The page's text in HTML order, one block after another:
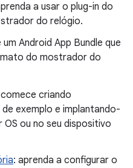
a usar o plug-in do
do relógio.
Android App Bundle que
do mostrador do
criando
exemplo e implantando-
ou no seu dispositivo
: aprenda a configurar o